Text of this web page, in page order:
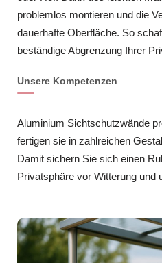
problemlos montieren und die
dauerhafte Oberfläche. So
beständige Abgrenzung Ihrer
Unsere Kompetenzen
Aluminium Sichtschutzwände
fertigen sie in zahlreichen
Damit sichern Sie sich einen
Privatsphäre vor Witterung und